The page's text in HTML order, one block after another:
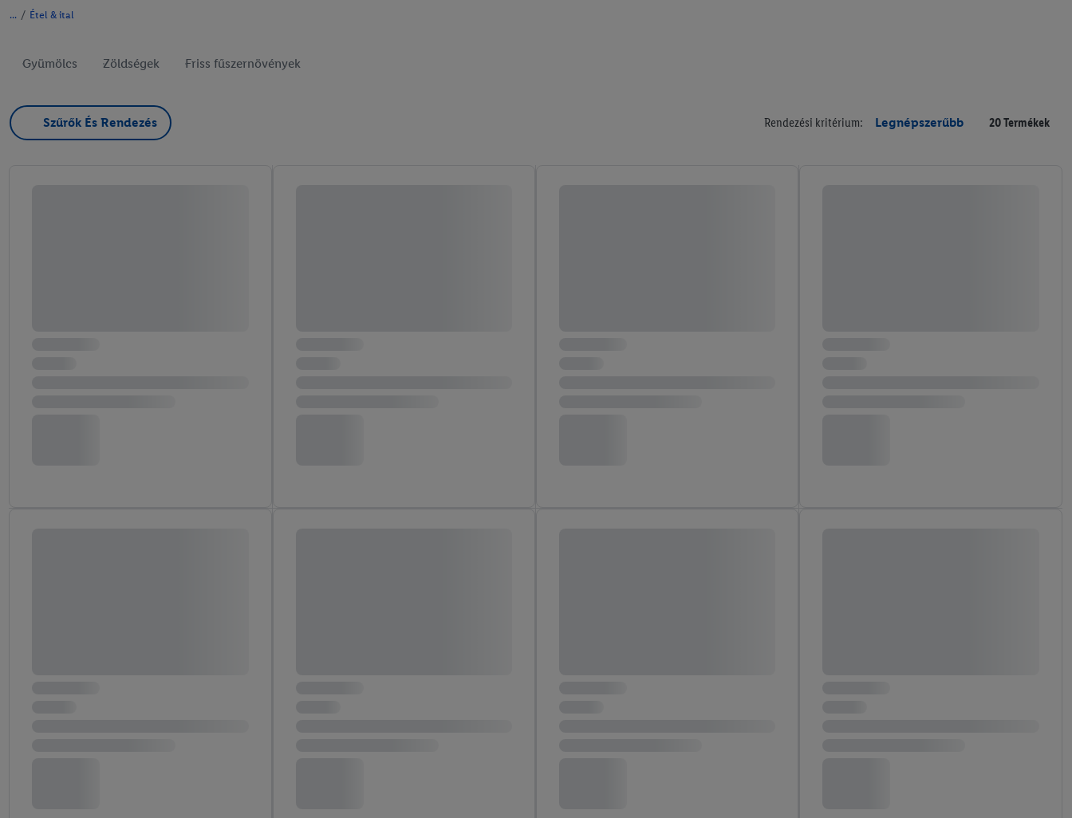
/ Étel & ital
Gyümölcs Zöldségek Friss fűszernövények
Szűrők És Rendezés Rendezési kritérium: Legnépszerűbb 20 Termékek